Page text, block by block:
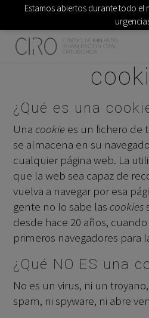
Más info
¿Qué es una
Una cookie es un fichero de
se almacena en su
cualquier página web. La
que la web sea capaz de
vuelva a navegar por esa
gente no lo sabe las cookies
desde hace 20 años,
primeros navegadores para
¿Qué NO ES una
No es un virus, ni un
spam, ni spyware, ni abre
Estamos abiertos durante todo el